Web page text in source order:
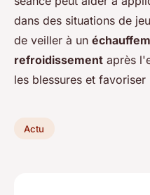
dans des situations de
de veiller à un
refroidissement après
les blessures et
Actu